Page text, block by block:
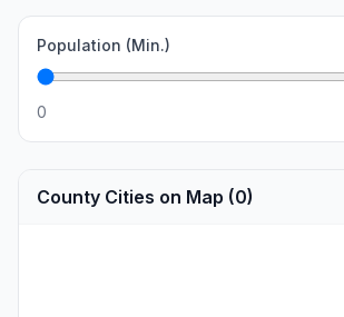
Population (Min.)
0
County Cities on Map (0)